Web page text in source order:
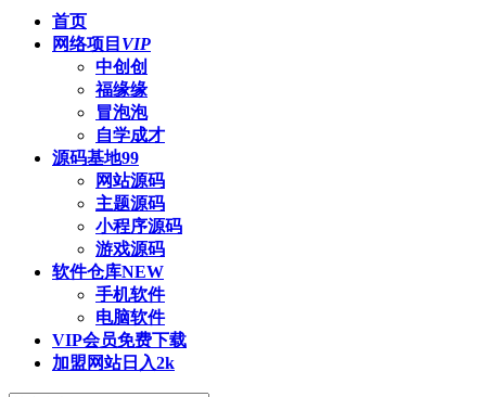
首页
网络项目 VIP
中创创
福缘缘
冒泡泡
自学成才
源码基地99
网站源码
主题源码
小程序源码
游戏源码
软件仓库NEW
手机软件
电脑软件
VIP会员免费下载
加盟网站日入2k